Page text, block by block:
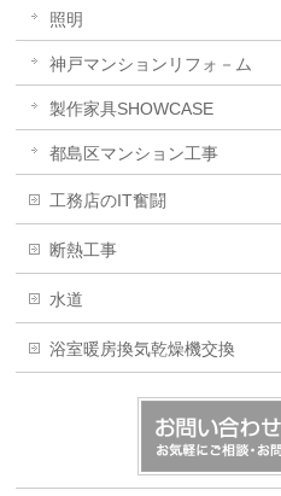
照明
神戸マンションリフォ－ム
製作家具SHOWCASE
都島区マンション工事
工務店のIT奮闘
断熱工事
水道
浴室暖房換気乾燥機交換